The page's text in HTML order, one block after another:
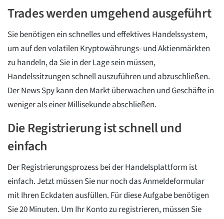
Trades werden umgehend ausgeführt
Sie benötigen ein schnelles und effektives Handelssystem,
um auf den volatilen Kryptowährungs- und Aktienmärkten
zu handeln, da Sie in der Lage sein müssen,
Handelssitzungen schnell auszuführen und abzuschließen.
Der News Spy kann den Markt überwachen und Geschäfte in
weniger als einer Millisekunde abschließen.
Die Registrierung ist schnell und
einfach
Der Registrierungsprozess bei der Handelsplattform ist
einfach. Jetzt müssen Sie nur noch das Anmeldeformular
mit Ihren Eckdaten ausfüllen. Für diese Aufgabe benötigen
Sie 20 Minuten. Um Ihr Konto zu registrieren, müssen Sie